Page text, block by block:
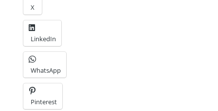
X
LinkedIn
WhatsApp
Pinterest